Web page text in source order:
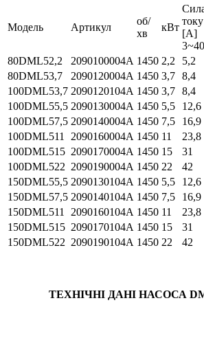
Модель Артикул
об/
хв
кВт
току
[A]
80DML52,2
2090100004A 1450 2,2 5,2
80DML53,7
2090120004A 1450 3,7 8,4
100DML53,7 2090120104A 1450 3,7 8,4
100DML55,5 2090130004A 1450 5,5 12,6
100DML57,5 2090140004A 1450 7,5 16,9
100DML511
2090160004A 1450 11 23,8
100DML515 2090170004A 1450 15 31
100DML522 2090190004A 1450 22 42
150DML55,5 2090130104A 1450 5,5 12,6
150DML57,5 2090140104A 1450 7,5 16,9
150DML511
2090160104A 1450 11 23,8
150DML515 2090170104A 1450 15 31
150DML522 2090190104A 1450 22 42
ТЕХНІЧНІ ДАНІ НАСОСА